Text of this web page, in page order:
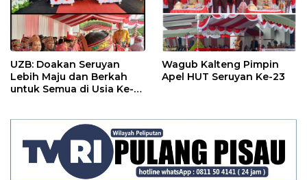
UZB: Doakan Seruyan
Lebih Maju dan Berkah
untuk Semua di Usia Ke-
Wagub Kalteng Pimpin
Apel HUT Seruyan Ke-23